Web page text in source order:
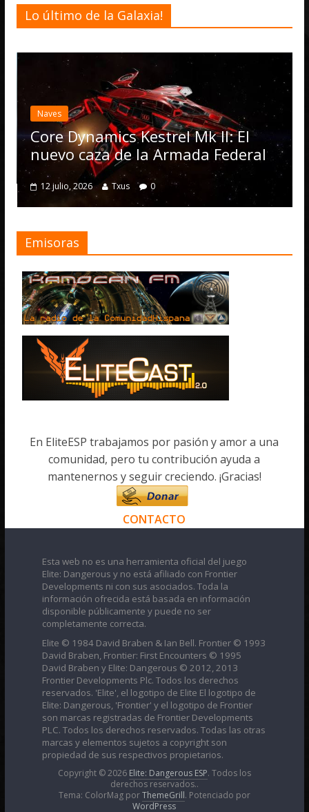
Lo último de la Galaxia!
Kestrel Mk II: El
de la Armada Federal
Txus 0
Noticias
Elite
Operations,
numerosas
4 julio, 2026
Emisoras
En EliteESP trabajamos por pasión y amor a una
comunidad, pero tu contribución ayuda a
mantenernos y seguir creciendo. ¡Gracias!
CONTACTO
Esta web no es una herramienta oficial del juego
Elite: Dangerous y no está afiliado con Frontier
Developments ni con sus asociados. Toda la
información ofrecida está basada en información
disponible públicamente y puede no ser
completamente correcta.
Elite © 1984 David Braben & Ian Bell. Frontier © 1993
David Braben, Frontier: First Encounters © 1995
David Braben y Elite: Dangerous © 2012, 2013
Frontier Developments Plc. Todos los derechos
reservados. 'Elite', el logotipo de Elite El logotipo de
Elite: Dangerous, 'Frontier' y el logotipo de Frontier
son marcas registradas de Frontier Developments
PLC. Todos los derechos reservados. Todas las otras
marcas y elementos sujetos a copyright son
propiedad de sus respectivos propietarios.
Copyright © 2026 Elite: Dangerous ESP . Todos los
derechos reservados..
Tema: ColorMag porThemeGrill . Potenciado por
WordPress